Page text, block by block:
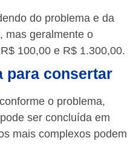
do problema e da
mas geralmente o
100,00 e R$ 1.300,00.
para consertar
o problema,
ser concluída em
mais complexos podem